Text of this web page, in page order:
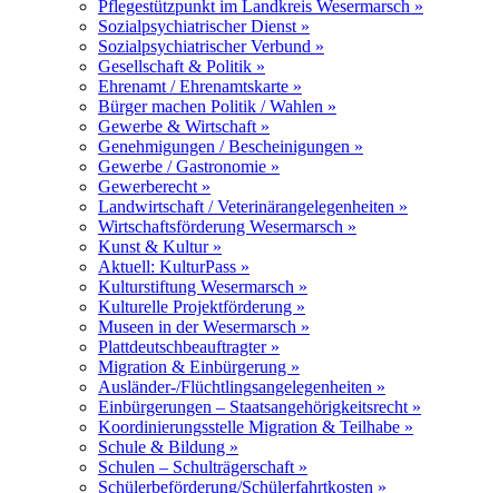
Pflegestützpunkt im Landkreis Wesermarsch »
Sozialpsychiatrischer Dienst »
Sozialpsychiatrischer Verbund »
Gesellschaft & Politik »
Ehrenamt / Ehrenamtskarte »
Bürger machen Politik / Wahlen »
Gewerbe & Wirtschaft »
Genehmigungen / Bescheinigungen »
Gewerbe / Gastronomie »
Gewerberecht »
Landwirtschaft / Veterinärangelegenheiten »
Wirtschaftsförderung Wesermarsch »
Kunst & Kultur »
Aktuell: KulturPass »
Kulturstiftung Wesermarsch »
Kulturelle Projektförderung »
Museen in der Wesermarsch »
Plattdeutschbeauftragter »
Migration & Einbürgerung »
Ausländer-/Flüchtlingsangelegenheiten »
Einbürgerungen – Staatsangehörigkeitsrecht »
Koordinierungsstelle Migration & Teilhabe »
Schule & Bildung »
Schulen – Schulträgerschaft »
Schülerbeförderung/Schülerfahrtkosten »